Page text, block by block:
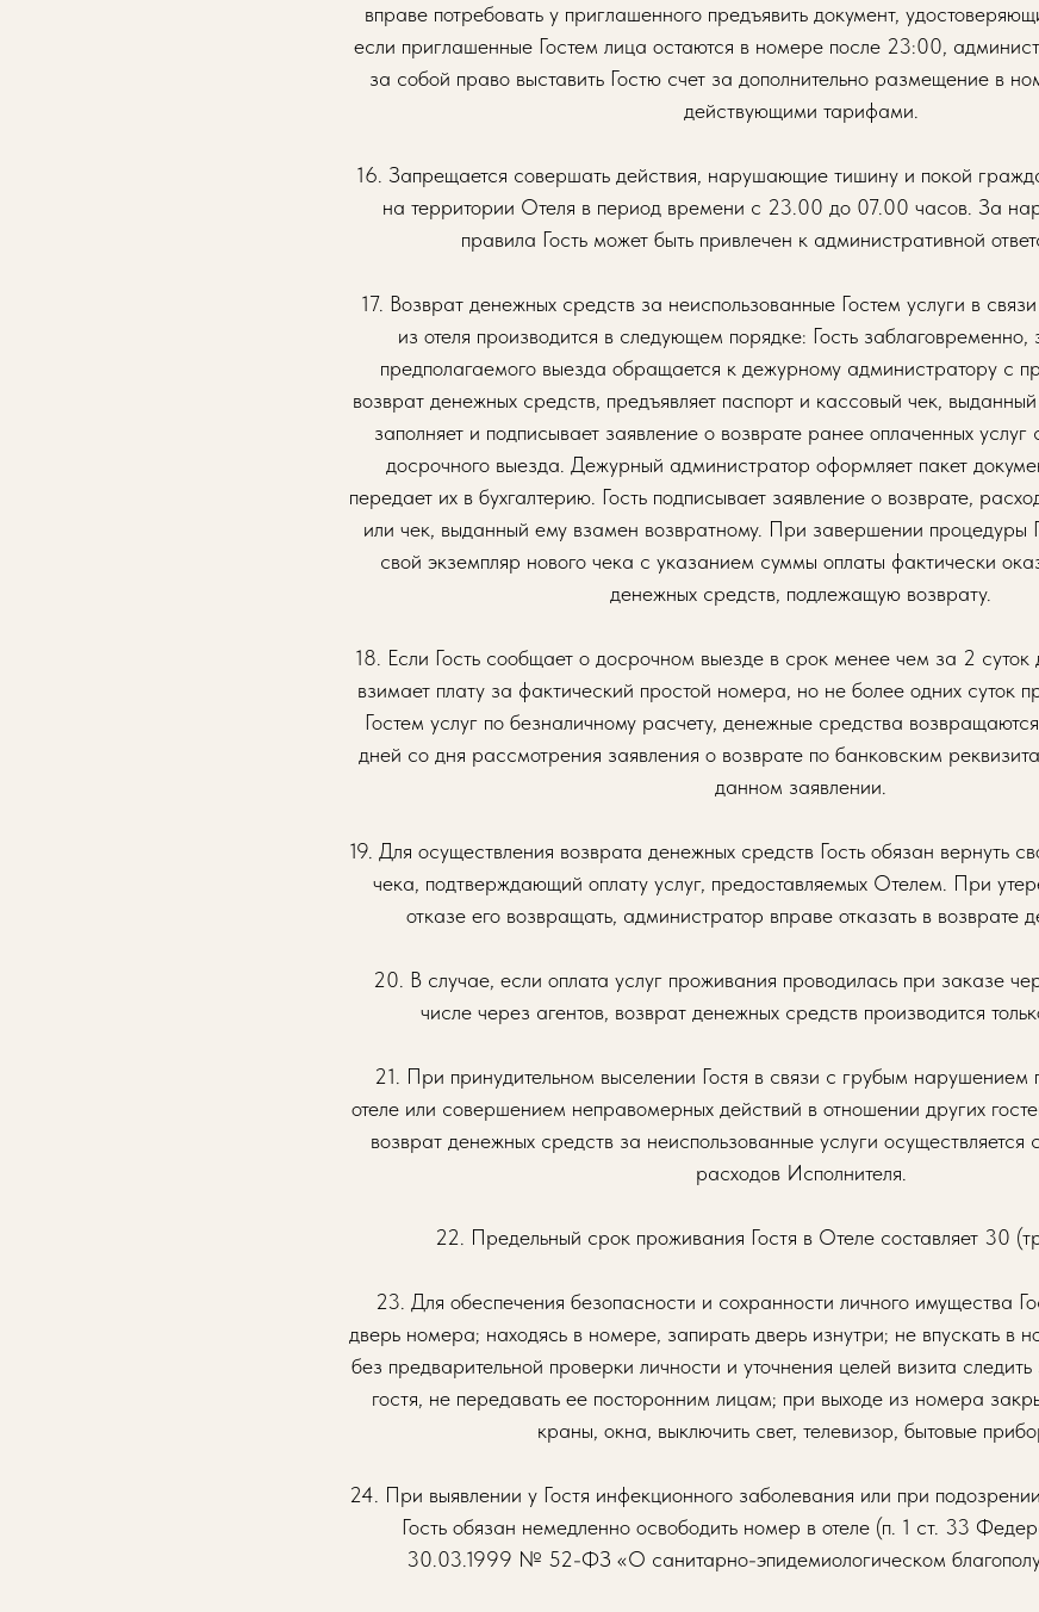
вправе потребовать у приглашенного предъявить документ,
если приглашенные Гостем лица остаются в номере после 23:00,
за собой право выставить Гостю счет за дополнительно размещение в
действующими тарифами.
16. Запрещается совершать действия, нарушающие тишину и покой
на территории Отеля в период времени с 23.00 до 07.00 часов. За
правила Гость может быть привлечен к административной
17. Возврат денежных средств за неиспользованные Гостем услуги в
из отеля производится в следующем порядке: Гость
предполагаемого выезда обращается к дежурному администратору с
возврат денежных средств, предъявляет паспорт и кассовый чек, выданный
заполняет и подписывает заявление о возврате ранее оплаченных
досрочного выезда. Дежурный администратор оформляет пакет
передает их в бухгалтерию. Гость подписывает заявление о возврате,
или чек, выданный ему взамен возвратному. При завершении процедуры
свой экземпляр нового чека с указанием суммы оплаты фактически
денежных средств, подлежащую возврату.
18. Если Гость сообщает о досрочном выезде в срок менее чем за 2 суток
взимает плату за фактический простой номера, но не более одних суток
Гостем услуг по безналичному расчету, денежные средства
дней со дня рассмотрения заявления о возврате по банковским
данном заявлении.
19. Для осуществления возврата денежных средств Гость обязан вернуть
чека, подтверждающий оплату услуг, предоставляемых Отелем. При
отказе его возвращать, администратор вправе отказать в возврате
20. В случае, если оплата услуг проживания проводилась при заказе
числе через агентов, возврат денежных средств производится
21. При принудительном выселении Гостя в связи с грубым нарушением
отеле или совершением неправомерных действий в отношении других
возврат денежных средств за неиспользованные услуги осуществляется
расходов Исполнителя.
22. Предельный срок проживания Гостя в Отеле составляет 30
23. Для обеспечения безопасности и сохранности личного имущества
дверь номера; находясь в номере, запирать дверь изнутри; не впускать в
без предварительной проверки личности и уточнения целей визита
гостя, не передавать ее посторонним лицам; при выходе из номера
краны, окна, выключить свет, телевизор, бытовые
24. При выявлении у Гостя инфекционного заболевания или при
Гость обязан немедленно освободить номер в отеле (п. 1 ст. 33
30.03.1999 № 52-ФЗ «О санитарно-эпидемиологическом